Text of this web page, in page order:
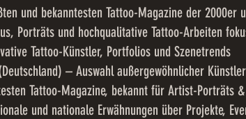
und bekanntesten Tattoo-Magazine der 2000er
Porträts und hochqualitative Tattoo-Arbeiten
Tattoo-Künstler, Portfolios und Szenetrends
– Auswahl außergewöhnlicher
Tattoo-Magazine, bekannt für Artist-Porträts
und nationale Erwähnungen über Projekte,